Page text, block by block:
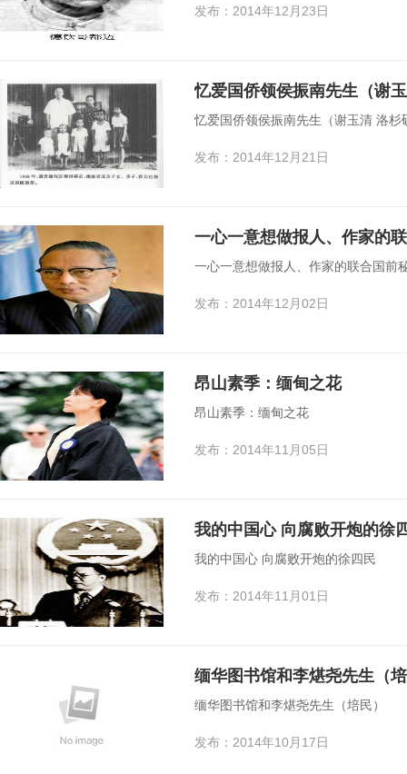
发布：2014年12月23日
忆爱国侨领侯振南先生（谢
忆爱国侨领侯振南先生（谢玉清 洛杉
发布：2014年12月21日
一心一意想做报人、作家的
一心一意想做报人、作家的联合国前
发布：2014年12月02日
昂山素季：缅甸之花
昂山素季：缅甸之花
发布：2014年11月05日
我的中国心 向腐败开炮的徐
我的中国心 向腐败开炮的徐四民
发布：2014年11月01日
缅华图书馆和李煁尧先生（
缅华图书馆和李煁尧先生（培民）
发布：2014年10月17日